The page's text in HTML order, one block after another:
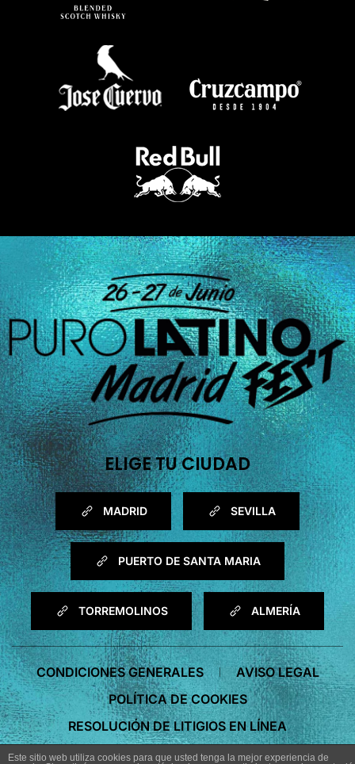
ELIGE TU CIUDAD
MADRID SEVILLA
PUERTO DE SANTA MARIA
TORREMOLINOS ALMERÍA
CONDICIONES GENERALES
AVISO LEGAL
POLÍTICA DE COOKIES
RESOLUCIÓN DE LITIGIOS EN LÍNEA
Este sitio web utiliza cookies para que usted tenga la mejor experiencia de